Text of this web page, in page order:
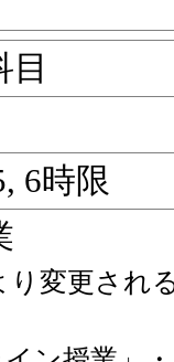
科目
6時限
り変更され